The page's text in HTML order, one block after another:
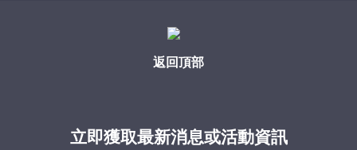
返回頂部
立即獲取最新消息或活動資訊